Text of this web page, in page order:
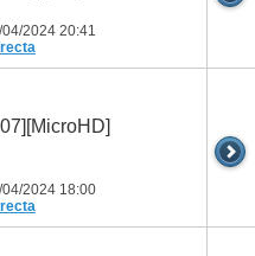
2024 20:41
2024 18:00